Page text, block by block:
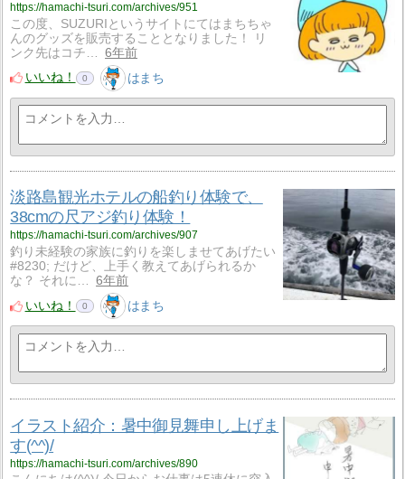
https://hamachi-tsuri.com/archives/951
この度、SUZURIというサイトにてはまちちゃ
んのグッズを販売することとなりました！ リ
ンク先はコチ…
6年前
いいね！
0 はまち
淡路島観光ホテルの船釣り体験で、
38cmの尺アジ釣り体験！
https://hamachi-tsuri.com/archives/907
釣り未経験の家族に釣りを楽しませてあげたい
#8230; だけど、上手く教えてあげられるか
な？ それに…
6年前
いいね！
0 はまち
イラスト紹介：暑中御見舞申し上げま
す(^^)/
https://hamachi-tsuri.com/archives/890